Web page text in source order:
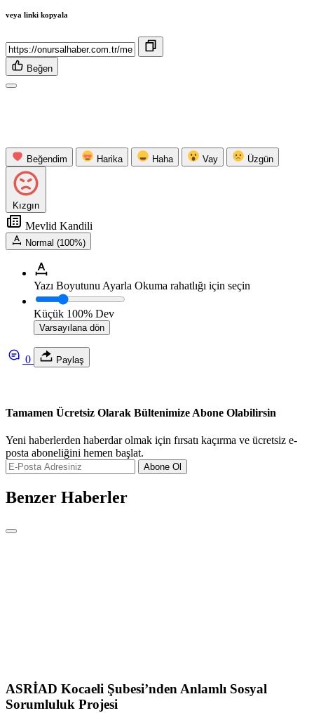
veya linki kopyala
Beğen
Beğendim Harika Haha Vay Üzgün
Kızgın
Mevlid Kandili
Normal (100%)
Yazı Boyutunu Ayarla Okuma rahatlığı için seçin
Küçük 100% Dev
Varsayılana dön
0 Paylaş
Tamamen Ücretsiz Olarak Bültenimize Abone Olabilirsin
Yeni haberlerden haberdar olmak için fırsatı kaçırma ve ücretsiz e-
posta aboneliğini hemen başlat.
Abone Ol
Benzer Haberler
ASRİAD Kocaeli Şubesi’nden Anlamlı Sosyal
Sorumluluk Projesi